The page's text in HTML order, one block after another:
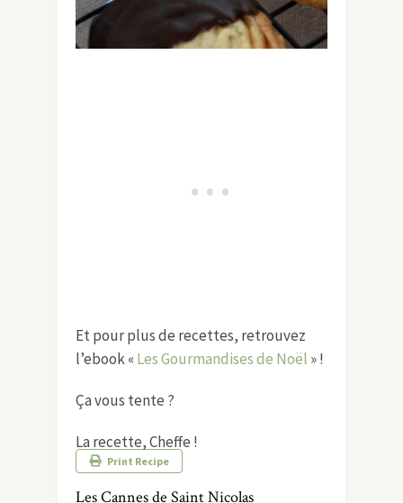
Et pour plus de recettes, retrouvez
l’ebook «Les Gourmandises de Noël » !
Ça vous tente ?
La recette, Cheffe !
Print Recipe
Les Cannes de Saint Nicolas